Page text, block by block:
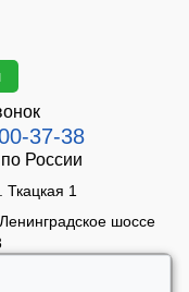
37-38
России
Ткацкая 1
шоссе